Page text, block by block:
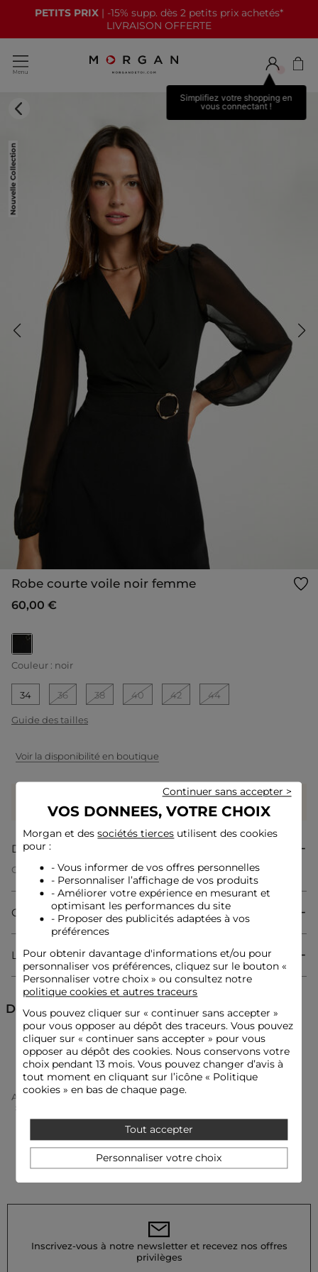
PETITS PRIX | -15% supp. dès 2 petits prix achetés*
LIVRAISON OFFERTE
Simplifiez votre shopping en
vous connectant !
Nouvelle Collection
Robe courte voile noir femme
60,00 €
selected
Couleur : noir
34 36 38 40 42 44
Guide des tailles
Voir la disponibilité en boutique
60 coeurs grâce à ce produit
Connectez-vous ou inscrivez-vous
Description
Cette robe courte et droite allie modernité et féminité avec
son voile transparent sophistiqué. La ceinture portefeuille
souligne délicatement la taille, tandis que sa forme fluide
offre une élégance légère en mouvement. Une pièce qui
sublime la silhouette grâce à des détails raffinés et un porté
tout en finesse.
Robe courte
Fluide
Coupe droite
Manches longues
Ceinturé portefeuille
Voile transparent
Col V
Idées look
La robe fluide ceinturée s'accompagne d'escarpins à talons et
de bijoux délicats pour une allure sophistiquée et
intemporelle.
Ce modèle portefeuille se porte avec un sac structuré et des
Composition & Entretien
Livraison & Retour
Découvrez aussi
Robes courtes Robes Robes droites
Accueil Vêtements Femme
Robes Femme
Inscrivez-vous à notre newsletter et recevez nos offres
privilèges
VOS DONNEES, VOTRE CHOIX
Morgan et dessociétés tierces utilisent des cookies
pour :
- Vous informer de vos offres personnelles
- Personnaliser l’affichage de vos produits
- Améliorer votre expérience en mesurant et
optimisant les performances du site
- Proposer des publicités adaptées à vos
préférences
Pour obtenir davantage d'informations et/ou pour
personnaliser vos préférences, cliquez sur le bouton «
Personnaliser votre choix » ou consultez notre
politique cookies et autres traceurs
Vous pouvez cliquer sur « continuer sans accepter»
pour vous opposer au dépôt des traceurs. Vous pouvez
cliquer sur « continuer sans accepter » pour vous
opposer au dépôt des cookies. Nous conservons votre
choix pendant 13 mois. Vous pouvez changer d’avis à
tout moment en cliquant sur l’icône « Politique
cookies » en bas de chaque page.
Tout accepter
Continuer sans accepter >
Personnaliser votre choix